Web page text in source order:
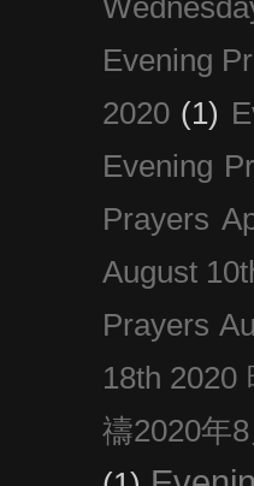
Evening
2020 (1)
Evening
Prayers
August
Prayers
18th 2020
禱2020年8